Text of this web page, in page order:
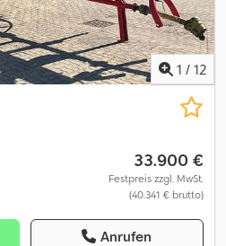
1 / 12
33.900 €
Festpreis zzgl. MwSt.
(40.341 € brutto)
Anrufen